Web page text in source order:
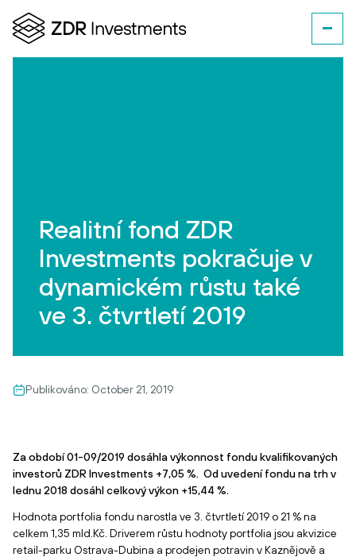
Realitní fond ZDR
Investments pokračuje v
dynamickém růstu také
ve 3. čtvrtletí 2019
Publikováno: October 21, 2019
Za období 01-09/2019 dosáhla výkonnost fondu kvalifikovaných
investorů ZDR Investments +7,05 %. Od uvedení fondu na trh v
lednu 2018 dosáhl celkový výkon +15,44 %.
Hodnota portfolia fondu narostla ve 3. čtvrtletí 2019 o 21 % na
celkem 1,35 mld.Kč. Driverem růstu hodnoty portfolia jsou akvizice
retail-parku Ostrava-Dubina a prodejen potravin v Kaznějově a